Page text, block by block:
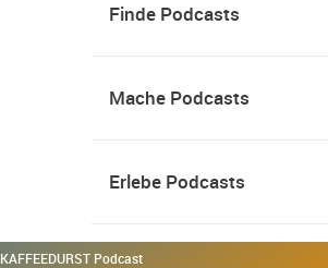
Finde Podcasts
Mache Podcasts
Erlebe Podcasts
KAFFEEDURST Podcast